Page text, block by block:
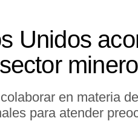
Unidos
en materia
para atender